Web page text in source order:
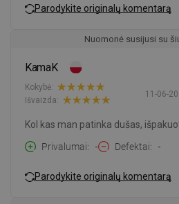
Parodykite originalų komentarą
Nuomonė susijusi su
KamaK
11-06-
Kokybė:
Išvaizda:
Kol kas man patinka dušas,
Privalumai
- Defektai -
Parodykite originalų komentarą